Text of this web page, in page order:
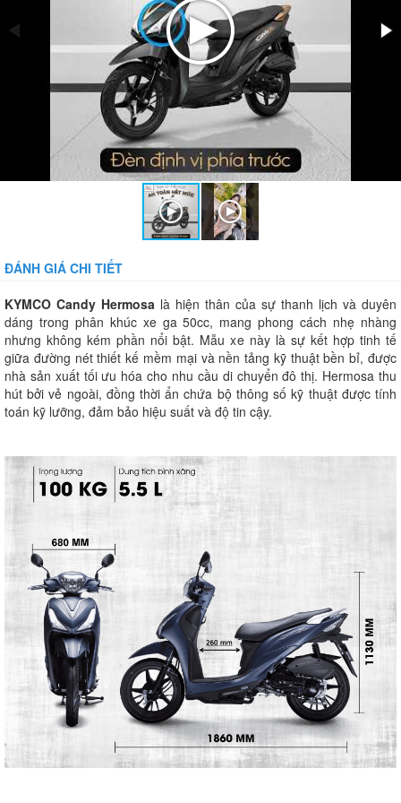
ĐÁNH GIÁ CHI TIẾT
KYMCO Candy Hermosa là hiện thân của sự thanh lịch và duyên
dáng trong phân khúc xe ga 50cc, mang phong cách nhẹ nhàng
nhưng không kém phần nổi bật. Mẫu xe này là sự kết hợp tinh tế
giữa đường nét thiết kế mềm mại và nền tảng kỹ thuật bền bỉ, được
nhà sản xuất tối ưu hóa cho nhu cầu di chuyển đô thị. Hermosa thu
hút bởi vẻ ngoài, đồng thời ẩn chứa bộ thông số kỹ thuật được tính
toán kỹ lưỡng, đảm bảo hiệu suất và độ tin cậy.